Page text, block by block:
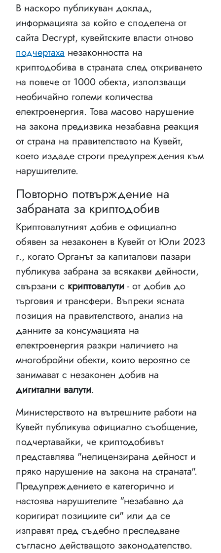
В наскоро публикуван доклад,
информацията за който е споделена от
сайта Decrypt, кувейтските власти отново
подчертаха незаконността на
криптодобива в страната след откриването
на повече от 1000 обекта, използващи
необичайно големи количества
електроенергия. Това масово нарушение
на закона предизвика незабавна реакция
от страна на правителството на Кувейт,
което издаде строги предупреждения към
нарушителите.
Повторно потвърждение на
забраната за криптодобив
Криптовалутният добив е официално
обявен за незаконен в Кувейт от Юли 2023
г., когато Органът за капиталови пазари
публикува забрана за всякакви дейности,
свързани с криптовалути - от добив до
търговия и трансфери. Въпреки ясната
позиция на правителството, анализ на
данните за консумацията на
електроенергия разкри наличието на
многобройни обекти, които вероятно се
занимават с незаконен добив на
дигитални валути.
Министерството на вътрешните работи на
Кувейт публикува официално съобщение,
подчертавайки, че криптодобивът
представлява "нелицензирана дейност и
пряко нарушение на закона на страната".
Предупреждението е категорично и
настоява нарушителите "незабавно да
коригират позициите си" или да се
изправят пред съдебно преследване
съгласно действащото законодателство.